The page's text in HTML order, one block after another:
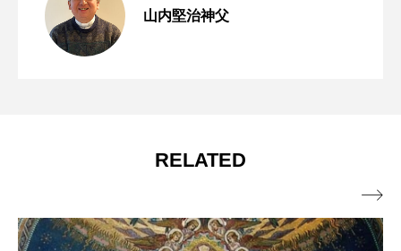
山内堅治神父
2026.07.31
RELATED
